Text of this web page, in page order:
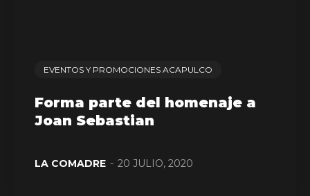
EVENTOS Y PROMOCIONES ACAPULCO
Forma parte del homenaje a
Joan Sebastian
LA COMADRE - 20 JULIO, 2020